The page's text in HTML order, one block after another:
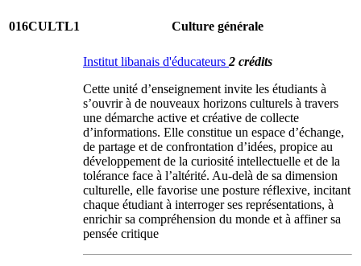
016CULTL1 Culture générale
Institut libanais d'éducateurs 2 crédits
Cette unité d’enseignement invite les étudiants à
s’ouvrir à de nouveaux horizons culturels à travers
une démarche active et créative de collecte
d’informations. Elle constitue un espace d’échange,
de partage et de confrontation d’idées, propice au
développement de la curiosité intellectuelle et de la
tolérance face à l’altérité. Au-delà de sa dimension
culturelle, elle favorise une posture réflexive, incitant
chaque étudiant à interroger ses représentations, à
enrichir sa compréhension du monde et à affiner sa
pensée critique